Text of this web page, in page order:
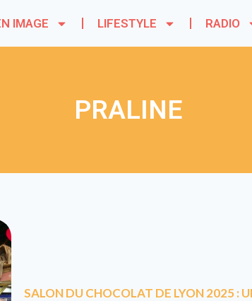
IMAGE LIFESTYLE RADIO
PRALINE
SALON DU CHOCOLAT DE LYON 2025 :